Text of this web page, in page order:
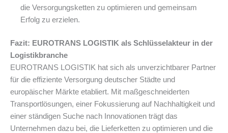
die Versorgungsketten zu optimieren und gemeinsam
Erfolg zu erzielen.
Fazit: EUROTRANS LOGISTIK als Schlüsselakteur in der
Logistikbranche
EUROTRANS LOGISTIK hat sich als unverzichtbarer Partner
für die effiziente Versorgung deutscher Städte und
europäischer Märkte etabliert. Mit maßgeschneiderten
Transportlösungen, einer Fokussierung auf Nachhaltigkeit und
einer ständigen Suche nach Innovationen trägt das
Unternehmen dazu bei, die Lieferketten zu optimieren und die